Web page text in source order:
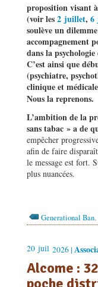
proposition visant
(voir les2 juillet, 6
soulève un
accompagnement
dans la
C’est ainsi que
(psychiatre,
clinique et
Nous la reprenons.
L’ambition de la
sans tabac » a de
empêcher
afin de faire
le message est fort.
plus nuancées.
Generational Ban,
20 juil 2026 |
Alcome :
poche